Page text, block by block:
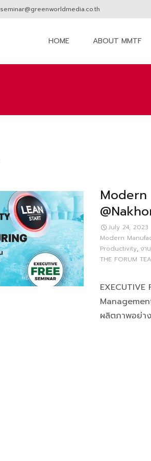
seminar@greenworldmedia.co.th
HOME ABOUT MMTF
Modern
July 24, 2023
Modern
Productivity, งา
THE FORUM
EXECUTIVE
ผลิตภาพอย่า